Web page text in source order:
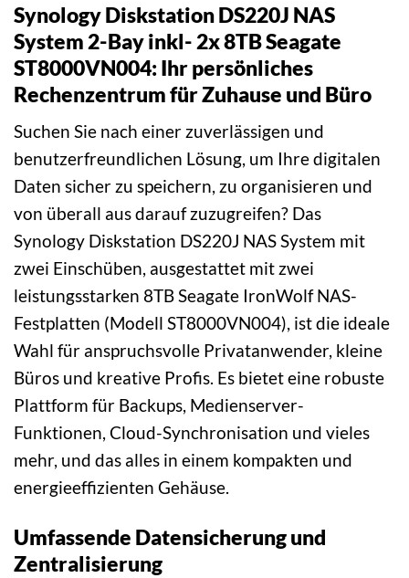
Synology Diskstation DS220J NAS
System 2-Bay inkl- 2x 8TB Seagate
ST8000VN004: Ihr persönliches
Rechenzentrum für Zuhause und Büro
Suchen Sie nach einer zuverlässigen und
benutzerfreundlichen Lösung, um Ihre digitalen
Daten sicher zu speichern, zu organisieren und
von überall aus darauf zuzugreifen? Das
Synology Diskstation DS220J NAS System mit
zwei Einschüben, ausgestattet mit zwei
leistungsstarken 8TB Seagate IronWolf NAS-
Festplatten (Modell ST8000VN004), ist die ideale
Wahl für anspruchsvolle Privatanwender, kleine
Büros und kreative Profis. Es bietet eine robuste
Plattform für Backups, Medienserver-
Funktionen, Cloud-Synchronisation und vieles
mehr, und das alles in einem kompakten und
energieeffizienten Gehäuse.
Umfassende Datensicherung und
Zentralisierung